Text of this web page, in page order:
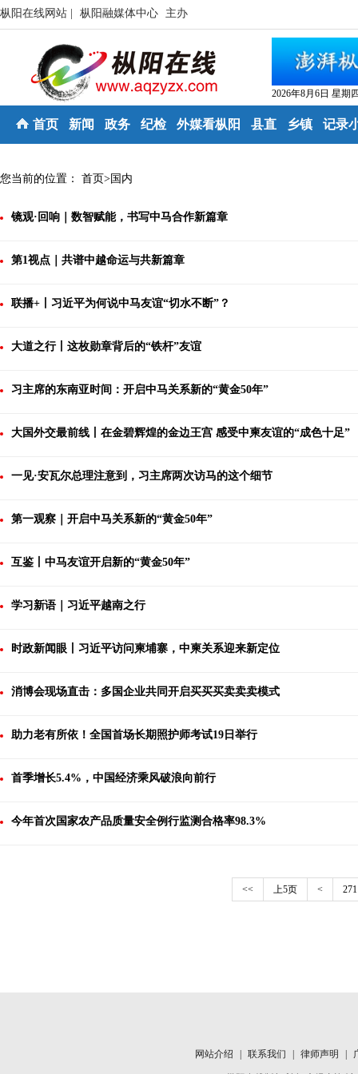
枞阳在线网站 | 枞阳融媒体中心 主办
2026年8月6日 星期
首页 新闻 政务 纪检 外媒看枞阳 县直 乡镇 记录
您当前的位置： 首页>国内
镜观·回响｜数智赋能，书写中马合作新篇章
第1视点｜共谱中越命运与共新篇章
联播+丨习近平为何说中马友谊“切水不断”？
大道之行丨这枚勋章背后的“铁杆”友谊
习主席的东南亚时间：开启中马关系新的“黄金50年”
大国外交最前线丨在金碧辉煌的金边王宫 感受中柬友谊的“成色十足”
一见·安瓦尔总理注意到，习主席两次访马的这个细节
第一观察｜开启中马关系新的“黄金50年”
互鉴丨中马友谊开启新的“黄金50年”
学习新语｜习近平越南之行
时政新闻眼丨习近平访问柬埔寨，中柬关系迎来新定位
消博会现场直击：多国企业共同开启买买买卖卖卖模式
助力老有所依！全国首场长期照护师考试19日举行
首季增长5.4%，中国经济乘风破浪向前行
今年首次国家农产品质量安全例行监测合格率98.3%
<< 上5页 < 271
网站介绍 联系我们 律师声明